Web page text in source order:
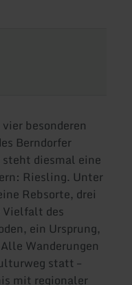
besonderen
Berndorfer
diesmal eine
Riesling. Unter
Rebsorte, drei
Vielfalt des
ein Ursprung,
Wanderungen
statt –
mit regionaler